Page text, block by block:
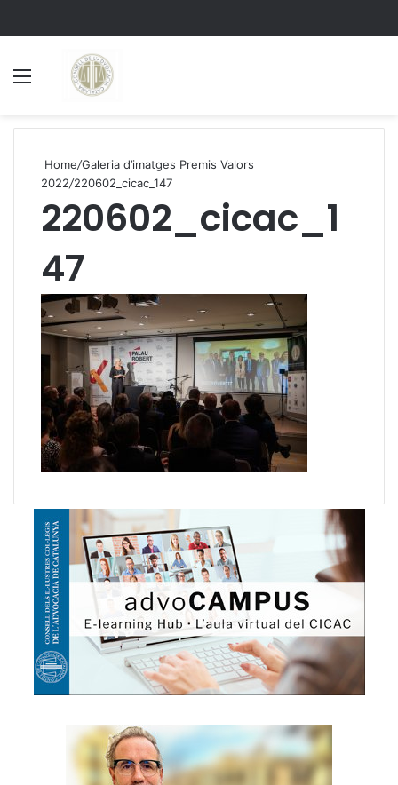
Home/Galeria d’imatges Premis Valors
2022/220602_cicac_147
220602_cicac_1
47